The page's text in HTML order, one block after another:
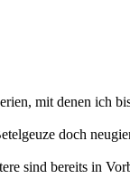
mit denen ich
doch
sind bereits in